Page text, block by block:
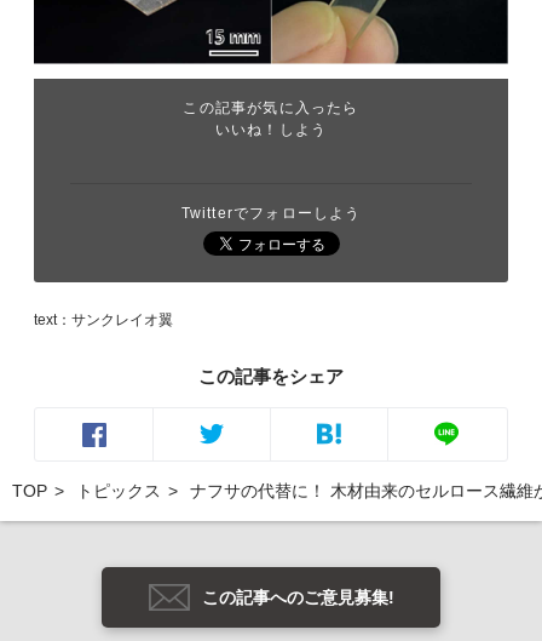
この記事が気に入ったら
いいね！しよう
Twitterでフォローしよう
text：サンクレイオ翼
この記事をシェア
TOP トピックス ナフサの代替に！ 木材由来のセルロース繊
この記事へのご意見募集!